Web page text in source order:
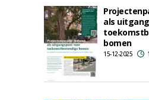
als
bomen
15-12-2025